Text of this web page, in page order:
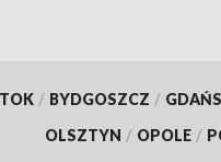
/ BYDGOSZCZ /
OLSZTYN / OPOLE /